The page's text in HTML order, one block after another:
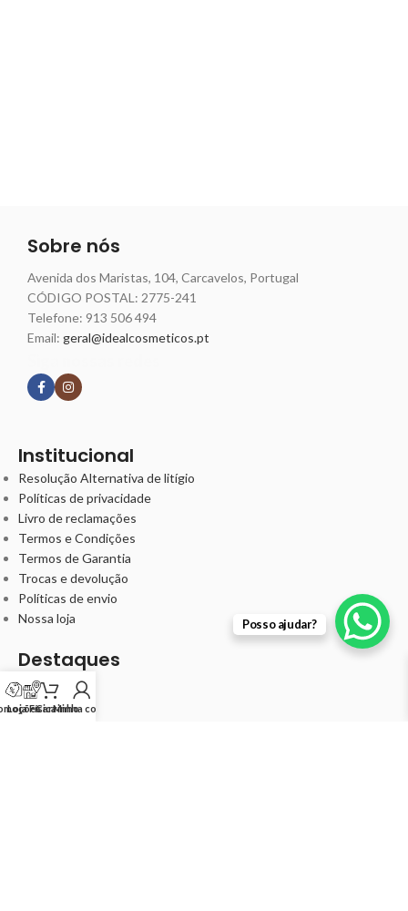
Sobre nós
Avenida dos Maristas, 104, Carcavelos, Portugal
CÓDIGO POSTAL: 2775-241
Telefone: 913 506 494
Email: geral@idealcosmeticos.pt
Institucional
Resolução Alternativa de litígio
Políticas de privacidade
Livro de reclamações
Termos e Condições
Termos de Garantia
Trocas e devolução
Políticas de envio
Nossa loja
Destaques
Barbearia
Cabelo
Loja FísicaCarrinho
Minha conta
Posso ajudar?